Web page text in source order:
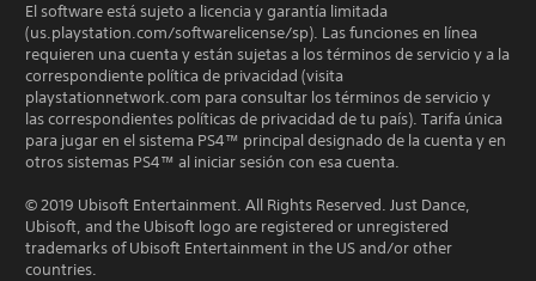
El software está sujeto a licencia y garantía limitada
(us.playstation.com/softwarelicense/sp). Las funciones en línea
requieren una cuenta y están sujetas a los términos de servicio y a la
correspondiente política de privacidad (visita
playstationnetwork.com para consultar los términos de servicio y
las correspondientes políticas de privacidad de tu país). Tarifa única
para jugar en el sistema PS4™ principal designado de la cuenta y en
otros sistemas PS4™ al iniciar sesión con esa cuenta.
© 2019 Ubisoft Entertainment. All Rights Reserved. Just Dance,
Ubisoft, and the Ubisoft logo are registered or unregistered
trademarks of Ubisoft Entertainment in the US and/or other
countries.